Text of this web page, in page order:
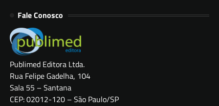
Fale Conosco
Publimed Editora Ltda.
Rua Felipe Gadelha, 104
Sala 55 – Santana
CEP: 02012-120 – São Paulo/SP